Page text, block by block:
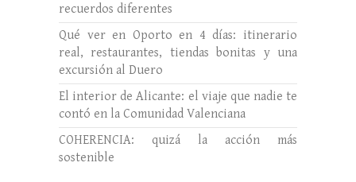
recuerdos diferentes
Qué ver en Oporto en 4 días: itinerario
real, restaurantes, tiendas bonitas y una
excursión al Duero
El interior de Alicante: el viaje que nadie te
contó en la Comunidad Valenciana
COHERENCIA: quizá la acción más
sostenible